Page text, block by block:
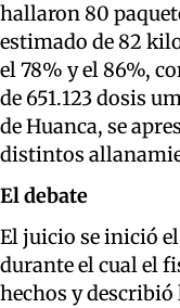
hallaron 80
estimado de 82
el 78% y el 86%,
de 651.123 dosis
de Huanca, se
distintos
El debate
El juicio se inició
durante el cual el
hechos y describió